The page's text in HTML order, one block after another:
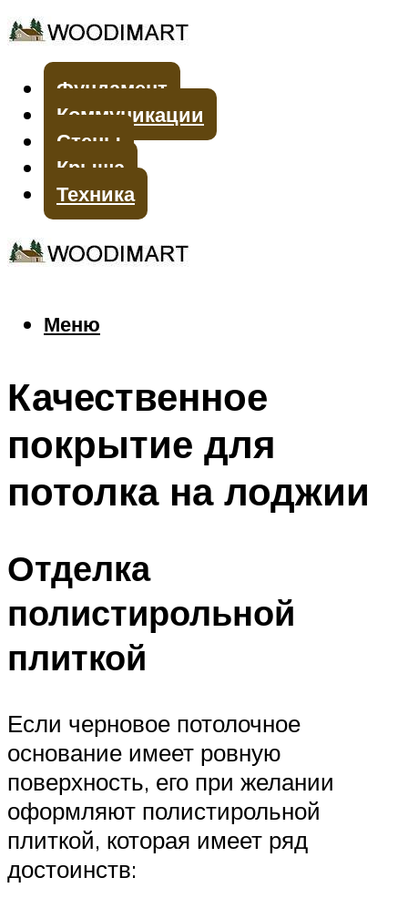
Фундамент
Коммуникации
Стены
Крыша
Техника
Меню
Меню
Качественное
покрытие для
потолка на лоджии
Отделка
полистирольной
плиткой
Если черновое потолочное
основание имеет ровную
поверхность, его при желании
оформляют полистирольной
плиткой, которая имеет ряд
достоинств: